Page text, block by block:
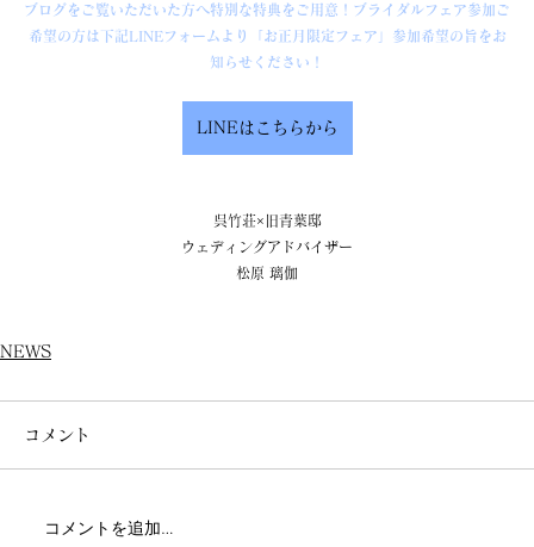
ブログをご覧いただいた方へ特別な特典をご用意！ブライダルフェア参加ご
希望の方は下記LINEフォームより「お正月限定フェア」参加希望の旨をお
知らせください！
LINEはこちらから
呉竹荘×旧青葉邸
ウェディングアドバイザー
松原 璃伽
NEWS
コメント
コメントを追加…